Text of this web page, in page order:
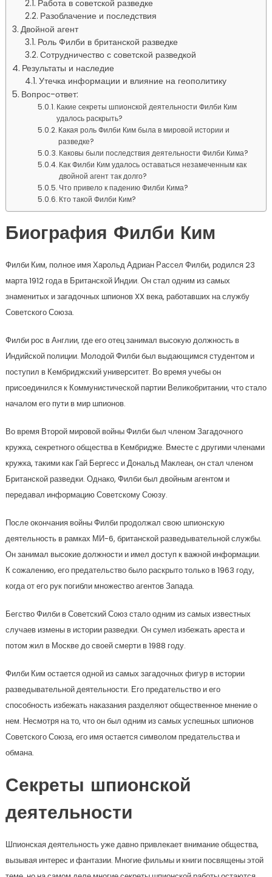
Работа в советской разведке
Разоблачение и последствия
Двойной агент
Роль Филби в британской разведке
Сотрудничество с советской разведкой
Результаты и наследие
Утечка информации и влияние на геополитику
Вопрос-ответ:
Какие секреты шпионской деятельности Филби Ким
удалось раскрыть?
Какая роль Филби Ким была в мировой истории и
разведке?
Каковы были последствия деятельности Филби Кима?
Как Филби Ким удалось оставаться незамеченным как
двойной агент так долго?
Что привело к падению Филби Кима?
Кто такой Филби Ким?
Биография Филби Ким
Филби Ким, полное имя Харольд Адриан Рассел Филби, родился 23
марта 1912 года в Британской Индии. Он стал одним из самых
знаменитых и загадочных шпионов XX века, работавших на службу
Советского Союза.
Филби рос в Англии, где его отец занимал высокую должность в
Индийской полиции. Молодой Филби был выдающимся студентом и
поступил в Кембриджский университет. Во время учебы он
присоединился к Коммунистической партии Великобритании, что стало
началом его пути в мир шпионов.
Во время Второй мировой войны Филби был членом Загадочного
кружка, секретного общества в Кембридже. Вместе с другими членами
кружка, такими как Гай Бергесс и Дональд Маклеан, он стал членом
Британской разведки. Однако, Филби был двойным агентом и
передавал информацию Советскому Союзу.
После окончания войны Филби продолжал свою шпионскую
деятельность в рамках МИ-6, британской разведывательной службы.
Он занимал высокие должности и имел доступ к важной информации.
К сожалению, его предательство было раскрыто только в 1963 году,
когда от его рук погибли множество агентов Запада.
Бегство Филби в Советский Союз стало одним из самых известных
случаев измены в истории разведки. Он сумел избежать ареста и
потом жил в Москве до своей смерти в 1988 году.
Филби Ким остается одной из самых загадочных фигур в истории
разведывательной деятельности. Его предательство и его
способность избежать наказания разделяют общественное мнение о
нем. Несмотря на то, что он был одним из самых успешных шпионов
Советского Союза, его имя остается символом предательства и
обмана.
Секреты шпионской
деятельности
Шпионская деятельность уже давно привлекает внимание общества,
вызывая интерес и фантазии. Многие фильмы и книги посвящены этой